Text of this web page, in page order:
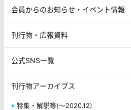
会員からのお知らせ・イベント情報
刊行物・広報資料
公式SNS一覧
刊行物アーカイブス
特集・解説等(～2020.12)